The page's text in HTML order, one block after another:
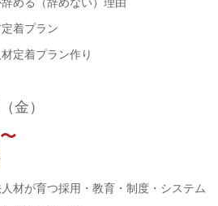
着プラン
定着プラン作り
金）
材が育つ採用・教育・制度・システム